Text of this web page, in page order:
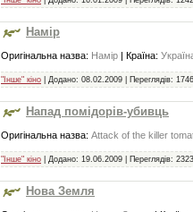
Намір
Оригінальна назва: Намір | Країна:
"Інше" кіно | Додано: 08.02.2009 | Переглядів:
Напад помідорів-убивць
Оригінальна назва: Attack of the killer
"Інше" кіно | Додано: 19.06.2009 | Переглядів:
Нова Земля